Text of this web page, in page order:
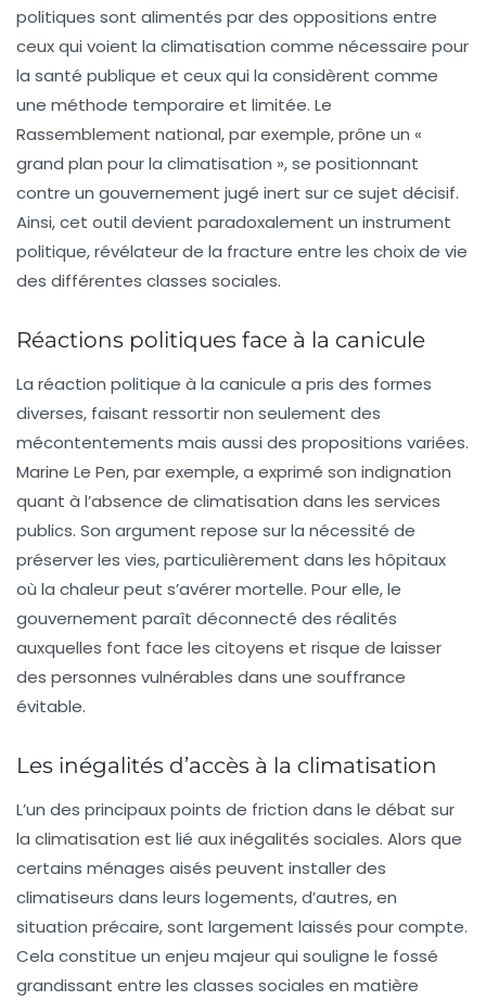
politiques sont alimentés par des oppositions entre
ceux qui voient la climatisation comme nécessaire pour
la santé publique et ceux qui la considèrent comme
une méthode temporaire et limitée. Le
Rassemblement national, par exemple, prône un «
grand plan pour la climatisation », se positionnant
contre un gouvernement jugé inert sur ce sujet décisif.
Ainsi, cet outil devient paradoxalement un instrument
politique, révélateur de la fracture entre les choix de vie
des différentes classes sociales.
Réactions politiques face à la canicule
La réaction politique à la canicule a pris des formes
diverses, faisant ressortir non seulement des
mécontentements mais aussi des propositions variées.
Marine Le Pen, par exemple, a exprimé son indignation
quant à l’absence de climatisation dans les services
publics. Son argument repose sur la nécessité de
préserver les vies, particulièrement dans les hôpitaux
où la chaleur peut s’avérer mortelle. Pour elle, le
gouvernement paraît déconnecté des réalités
auxquelles font face les citoyens et risque de laisser
des personnes vulnérables dans une souffrance
évitable.
Les inégalités d’accès à la climatisation
L’un des principaux points de friction dans le débat sur
la climatisation est lié auxinégalités sociales. Alors que
certains ménages aisés peuvent installer des
climatiseurs dans leurs logements, d’autres, en
situation précaire, sont largement laissés pour compte.
Cela constitue un enjeu majeur qui souligne le fossé
grandissant entre les classes sociales en matière